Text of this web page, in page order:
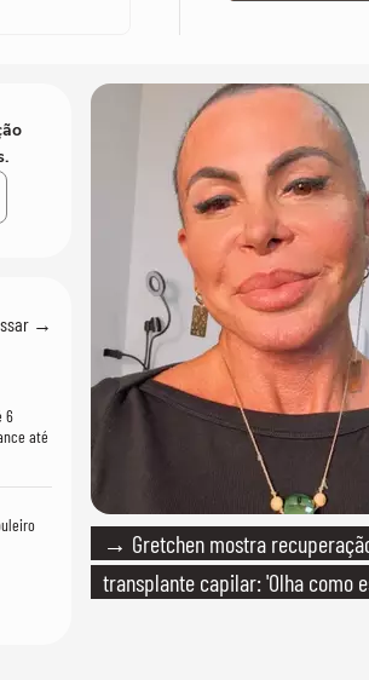
→
6
até
→ Gretchen mostra
transplante capilar: 'Olha como